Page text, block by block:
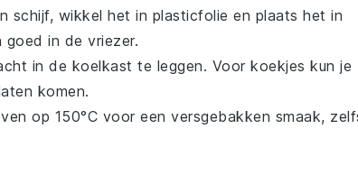
schijf, wikkel het in plasticfolie en plaats het in
in de vriezer.
in de koelkast te leggen. Voor koekjes kun je
komen.
op 150°C voor een versgebakken smaak,